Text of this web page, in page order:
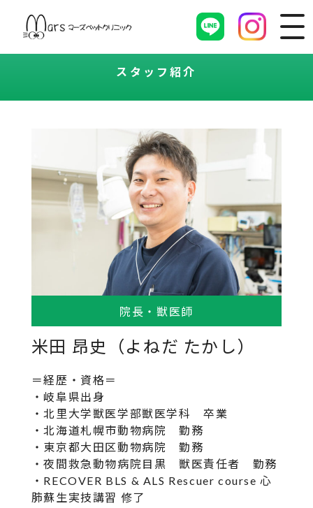
スタッフ紹介
院長・獣医師
米田 昂史（よねだ たかし）
＝経歴・資格＝
・岐阜県出身
・北里大学獣医学部獣医学科 卒業
・北海道札幌市動物病院 勤務
・東京都大田区動物病院 勤務
・夜間救急動物病院目黒 獣医責任者 勤務
・RECOVER BLS & ALS Rescuer course 心
肺蘇生実技講習 修了